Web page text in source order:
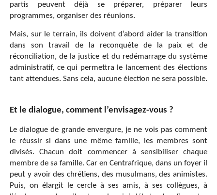
partis peuvent déjà se préparer, préparer leurs
programmes, organiser des réunions.
Mais, sur le terrain, ils doivent d’abord aider la transition
dans son travail de la reconquête de la paix et de
réconciliation, de la justice et du redémarrage du système
administratif, ce qui permettra le lancement des élections
tant attendues. Sans cela, aucune élection ne sera possible.
Et le dialogue, comment l’envisagez-vous ?
Le dialogue de grande envergure, je ne vois pas comment
le réussir si dans une même famille, les membres sont
divisés. Chacun doit commencer à sensibiliser chaque
membre de sa famille. Car en Centrafrique, dans un foyer il
peut y avoir des chrétiens, des musulmans, des animistes.
Puis, on élargit le cercle à ses amis, à ses collègues, à